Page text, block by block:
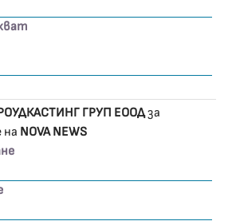
ГРУП ЕООДза
на NOVA NEWS